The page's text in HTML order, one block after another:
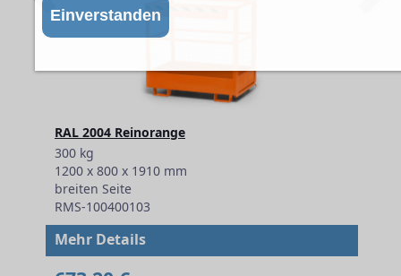
Einverstanden
RAL 2004 Reinorange
300 kg
1200 x 800 x 1910 mm
breiten Seite
RMS-100400103
Mehr Details